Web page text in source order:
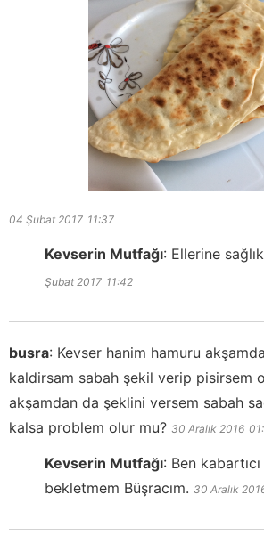
04 Şubat 2017 11:37
Kevserin Mutfağı: Ellerine
Şubat 2017 11:42
busra: Kevser hanim hamuru
kaldirsam sabah şekil verip pisirsem
akşamdan da şeklini versem sabah
kalsa problem olur mu? 30 Aralık 2016
Kevserin Mutfağı: Ben
bekletmem Büşracım. 30 Aralık